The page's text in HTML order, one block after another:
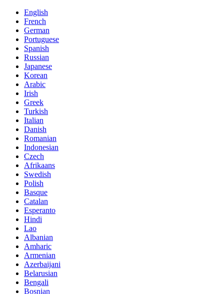
English
French
German
Portuguese
Spanish
Russian
Japanese
Korean
Arabic
Irish
Greek
Turkish
Italian
Danish
Romanian
Indonesian
Czech
Afrikaans
Swedish
Polish
Basque
Catalan
Esperanto
Hindi
Lao
Albanian
Amharic
Armenian
Azerbaijani
Belarusian
Bengali
Bosnian